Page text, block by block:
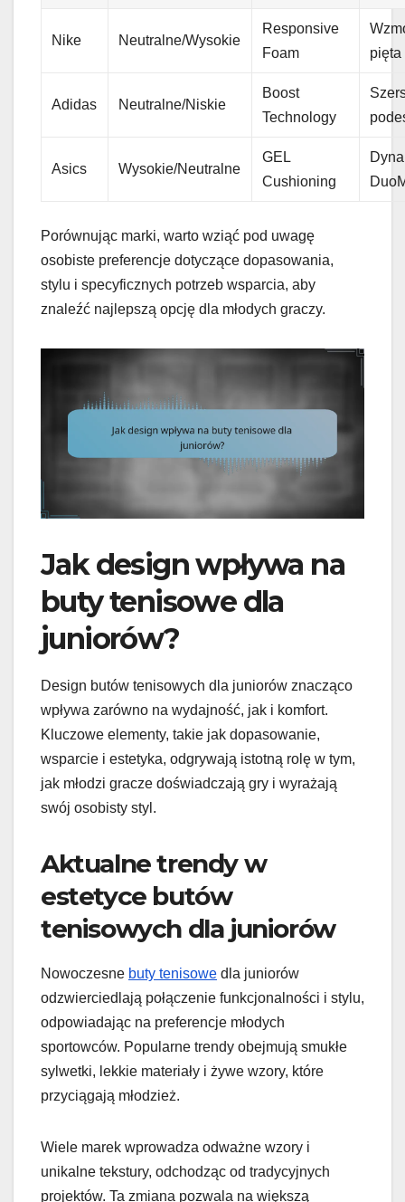
Nike Neutralne/Wysokie
Responsive
Foam
pięta
Adidas Neutralne/Niskie
Boost
Technology
Asics Wysokie/Neutralne
GEL
Cushioning
Porównując marki, warto wziąć pod uwagę
osobiste preferencje dotyczące dopasowania,
stylu i specyficznych potrzeb wsparcia, aby
znaleźć najlepszą opcję dla młodych graczy.
Jak design wpływa na
buty tenisowe dla
juniorów?
Design butów tenisowych dla juniorów znacząco
wpływa zarówno na wydajność, jak i komfort.
Kluczowe elementy, takie jak dopasowanie,
wsparcie i estetyka, odgrywają istotną rolę w tym,
jak młodzi gracze doświadczają gry i wyrażają
swój osobisty styl.
Aktualne trendy w
estetyce butów
tenisowych dla juniorów
Nowoczesne buty tenisowe dla juniorów
odzwierciedlają połączenie funkcjonalności i stylu,
odpowiadając na preferencje młodych
sportowców. Popularne trendy obejmują smukłe
sylwetki, lekkie materiały i żywe wzory, które
przyciągają młodzież.
Wiele marek wprowadza odważne wzory i
unikalne tekstury, odchodząc od tradycyjnych
projektów. Ta zmiana pozwala na większą